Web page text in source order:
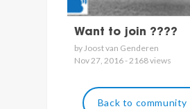
Want to join ????
by Joost van Genderen
Nov 27, 2016 - 2168 views
Back to community